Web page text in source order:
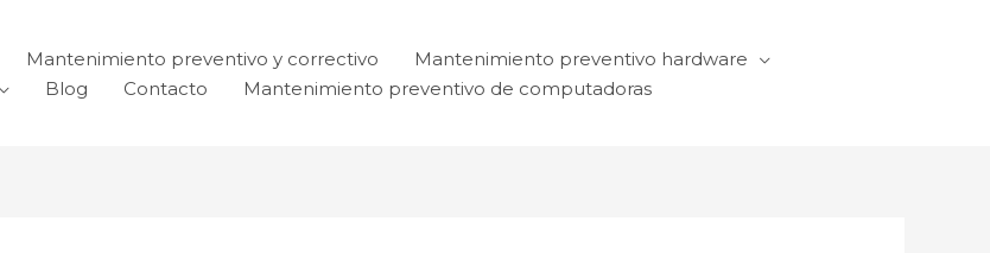
Mantenimiento preventivo y correctivo
Mantenimiento preventivo hardware
Blog Contacto Mantenimiento preventivo de computadoras